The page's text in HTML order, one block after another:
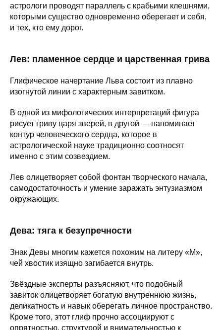
астрологи проводят параллель с крабьими клешнями,
которыми существо одновременно оберегает и себя,
и тех, кто ему дорог.
Лев: пламенное сердце и царственная грива
Глифическое начертание Льва состоит из плавно
изогнутой линии с характерным завитком.
В одной из мифологических интерпретаций фигура
рисует гриву царя зверей, в другой — напоминает
контур человеческого сердца, которое в
астрологической науке традиционно соотносят
именно с этим созвездием.
Лев олицетворяет собой фонтан творческого начала,
самодостаточность и умение заражать энтузиазмом
окружающих.
Дева: тяга к безупречности
Знак Девы многим кажется похожим на литеру «М»,
чей хвостик изящно загибается внутрь.
Звёздные эксперты разъясняют, что подобный
завиток олицетворяет богатую внутреннюю жизнь,
деликатность и навык оберегать личное пространство.
Кроме того, этот глиф прочно ассоциируют с
опрятностью, структурой и внимательностью к